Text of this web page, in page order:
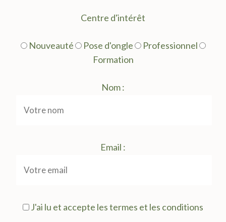
Centre d'intérêt
Nouveauté Pose d'ongle
Professionnel
Formation
Nom :
Email :
J'ai lu et accepte les termes et les conditions